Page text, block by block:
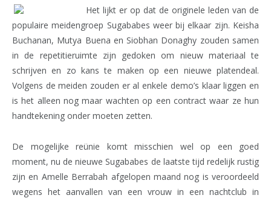
Het lijkt er op dat de originele leden van de
populaire meidengroep Sugababes weer bij elkaar zijn. Keisha
Buchanan, Mutya Buena en Siobhan Donaghy zouden samen
in de repetitieruimte zijn gedoken om nieuw materiaal te
schrijven en zo kans te maken op een nieuwe platendeal.
Volgens de meiden zouden er al enkele demo’s klaar liggen en
is het alleen nog maar wachten op een contract waar ze hun
handtekening onder moeten zetten.
De mogelijke reünie komt misschien wel op een goed
moment, nu de nieuwe Sugababes de laatste tijd redelijk rustig
zijn en Amelle Berrabah afgelopen maand nog is veroordeeld
wegens het aanvallen van een vrouw in een nachtclub in